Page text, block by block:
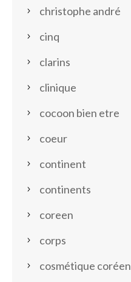
christophe andré
cinq
clarins
clinique
cocoon bien etre
coeur
continent
continents
coreen
corps
cosmétique coréen